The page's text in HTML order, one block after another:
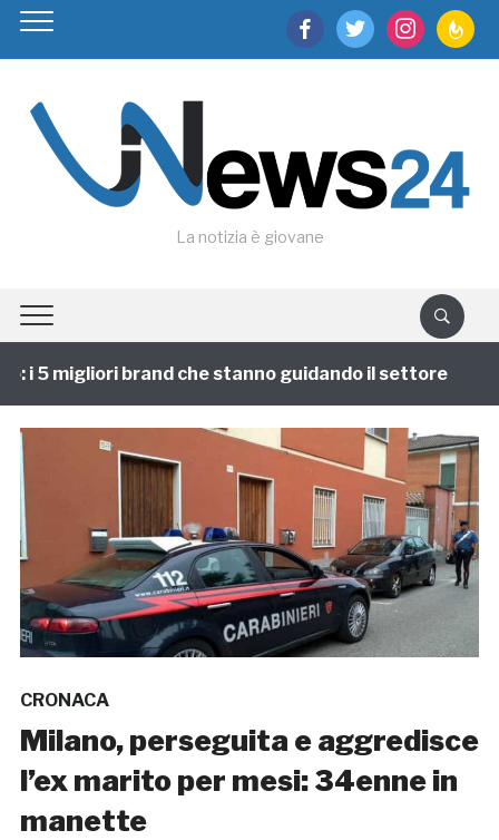
facebooktwitter instagram
La notizia è giovane
5 migliori brand che stanno guidando il settore
CRONACA
Milano, perseguita e aggredisce
l’ex marito per mesi: 34enne in
manette